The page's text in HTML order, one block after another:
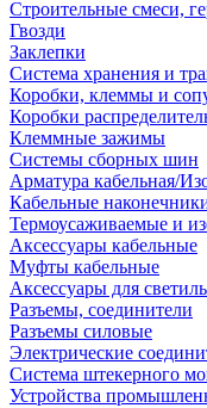
Строительные смеси,
Гвозди
Заклепки
Система хранения и
Коробки, клеммы и
Коробки
Клеммные зажимы
Системы сборных шин
Арматура кабельная/
Кабельные
Термоусаживаемые и
Аксессуары кабельные
Муфты кабельные
Аксессуары для
Разъемы, соединители
Разъемы силовые
Электрические
Система штекерного
Устройства